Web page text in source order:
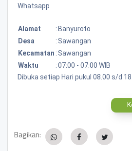
Whatsapp
Alamat : Banyuroto
Desa
: Sawangan
Kecamatan : Sawangan
Waktu
:07:00 - 07:00 WIB
Dibuka setiap Hari pukul 08.00 s/d
Bagikan: